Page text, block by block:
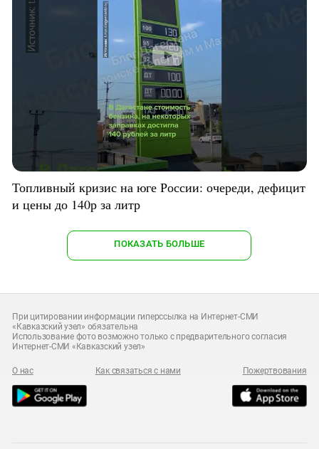
Топливный кризис на юге России: очереди, дефицит
и цены до 140р за литр
ПОКАЗАТЬ БОЛЬШЕ
При цитировании информации гиперссылка на Интернет-СМИ
«Кавказский узел» обязательна
Использование фото возможно только с предварительного согласия
Интернет-СМИ «Кавказский узел»
О нас Как связаться с нами Пожертвования